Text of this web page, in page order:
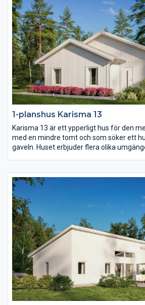
1-planshus Karisma 13
Karisma 13 är ett ypperligt hus för den
med en mindre tomt och som söker ett
gaveln. Huset erbjuder flera olika
barndelen av huset finns både allrum och